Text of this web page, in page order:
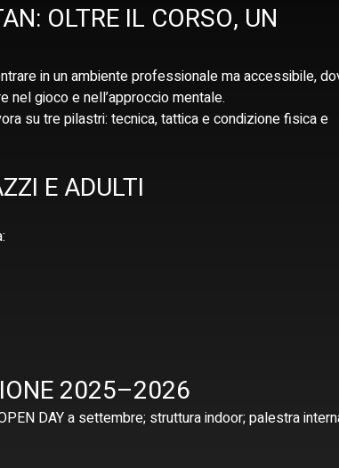
OLTRE IL CORSO, UN
in un ambiente professionale ma accessibile,
gioco e nell’approccio mentale.
su tre pilastri: tecnica, tattica e condizione fisica e
E ADULTI
2025–2026
DAY a settembre; struttura indoor; palestra